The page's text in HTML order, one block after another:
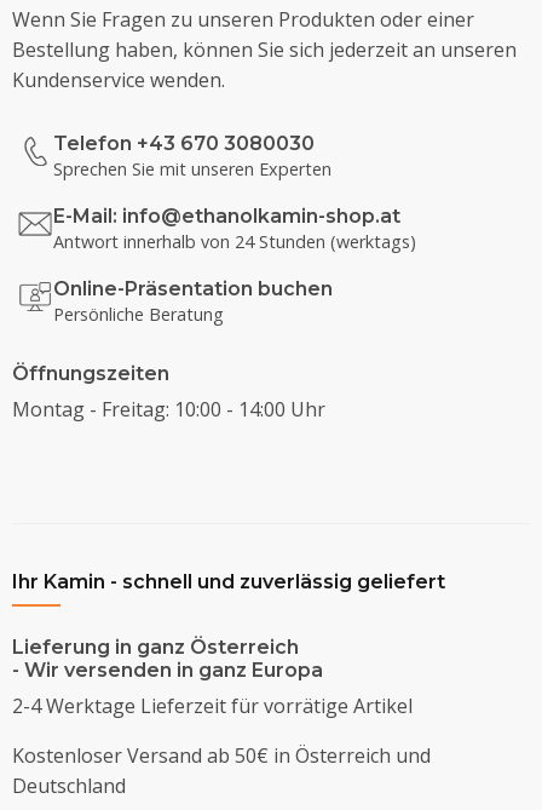
Wenn Sie Fragen zu unseren Produkten oder einer
Bestellung haben, können Sie sich jederzeit an unseren
Kundenservice wenden.
Telefon +43 670 3080030
Sprechen Sie mit unseren Experten
E-Mail: info@ethanolkamin-shop.at
Antwort innerhalb von 24 Stunden (werktags)
Online-Präsentation buchen
Persönliche Beratung
Öffnungszeiten
Montag - Freitag: 10:00 - 14:00 Uhr
Ihr Kamin - schnell und zuverlässig geliefert
Lieferung in ganz Österreich
- Wir versenden in ganz Europa
2-4 Werktage Lieferzeit für vorrätige Artikel
Kostenloser Versand ab 50€ in Österreich und
Deutschland